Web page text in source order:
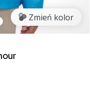
Zmień kolor